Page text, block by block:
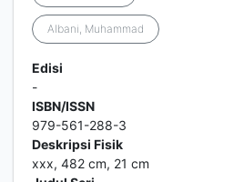
Albani, Muhammad
Edisi
-
ISBN/ISSN
979-561-288-3
Deskripsi Fisik
xxx, 482 cm, 21 cm